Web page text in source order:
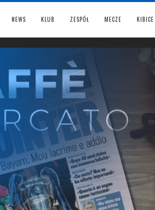
NEWS KLUB ZESPÓŁ MECZE KIBICE